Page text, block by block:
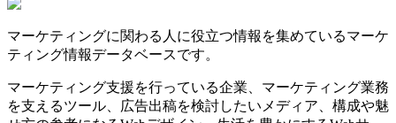
マーケティングに関わる人に役立つ情報を集めているマーケ
ティング情報データベースです。
マーケティング支援を行っている企業、マーケティング業務
を支えるツール、広告出稿を検討したいメディア、構成や魅